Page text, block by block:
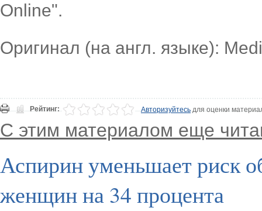
Online".
Оригинал (на англ. языке):
Рейтинг: Авторизуйтесьдля оценки
С этим материалом еще
Аспирин уменьшает риск
женщин на 34 процента